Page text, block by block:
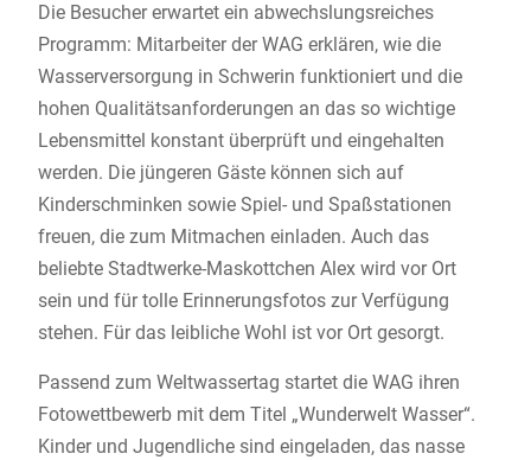
Die Besucher erwartet ein abwechslungsreiches
Programm: Mitarbeiter der WAG erklären, wie die
Wasserversorgung in Schwerin funktioniert und die
hohen Qualitätsanforderungen an das so wichtige
Lebensmittel konstant überprüft und eingehalten
werden. Die jüngeren Gäste können sich auf
Kinderschminken sowie Spiel- und Spaßstationen
freuen, die zum Mitmachen einladen. Auch das
beliebte Stadtwerke-Maskottchen Alex wird vor Ort
sein und für tolle Erinnerungsfotos zur Verfügung
stehen. Für das leibliche Wohl ist vor Ort gesorgt.
Passend zum Weltwassertag startet die WAG ihren
Fotowettbewerb mit dem Titel „Wunderwelt Wasser“.
Kinder und Jugendliche sind eingeladen, das nasse